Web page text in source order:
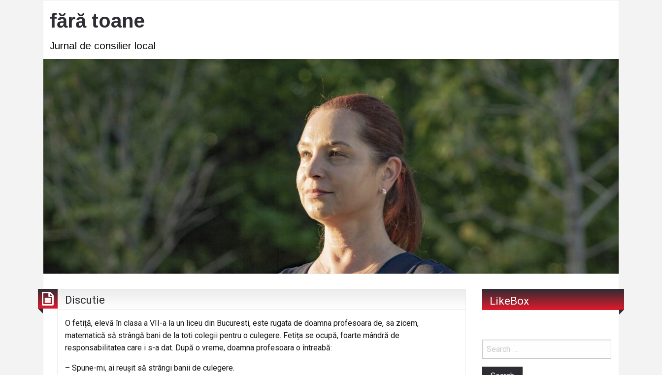
fără toane
Jurnal de consilier local
Discutie
O fetiță, elevă în clasa a VII-a la un liceu din Bucuresti, este rugata de doamna profesoara de, sa zicem,
matematică să strângă bani de la toti colegii pentru o culegere. Fetița se ocupă, foarte mândră de
responsabilitatea care i s-a dat. După o vreme, doamna profesoara o întreabă:
– Spune-mi, ai reușit să strângi banii de culegere.
LikeBox